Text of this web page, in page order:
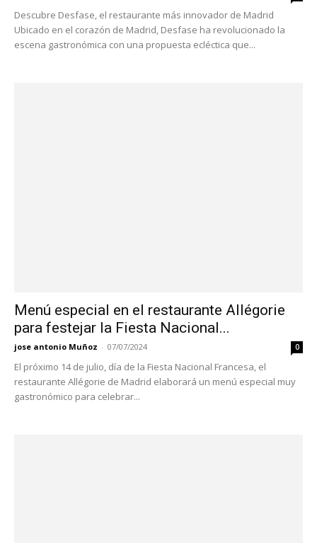
Descubre Desfase, el restaurante más innovador de Madrid
Ubicado en el corazón de Madrid, Desfase ha revolucionado la
escena gastronómica con una propuesta ecléctica que...
Menú especial en el restaurante Allégorie
para festejar la Fiesta Nacional...
jose antonio Muñoz - 07/07/2024 0
El próximo 14 de julio, día de la Fiesta Nacional Francesa, el
restaurante Allégorie de Madrid elaborará un menú especial muy
gastronómico para celebrar...